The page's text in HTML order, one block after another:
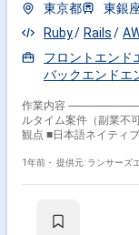
東京都
東銀
Ruby
Rails
フロントエンド
バックエンドエ
作業内容
ルタイム案件（副業不
観点 ■日本語ネイティブの
ングやシステムインテ
1年前・ 提供元: ランサーズ